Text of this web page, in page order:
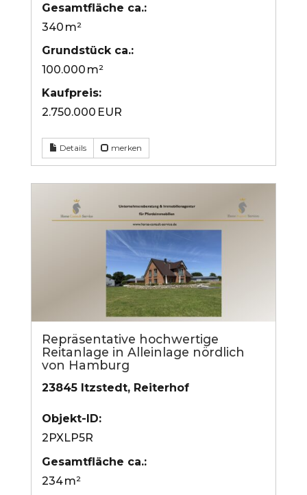
Gesamtfläche ca.:
340 m²
Grund­stück ca.:
100.000 m²
Kaufpreis:
2.750.000 EUR
Details merken
Repräsentative hochwertige
Reitanlage in Alleinlage nördlich
von Hamburg
23845 Itzstedt, Reiterhof
Objekt-ID:
2PXLP5R
Gesamtfläche ca.:
234 m²